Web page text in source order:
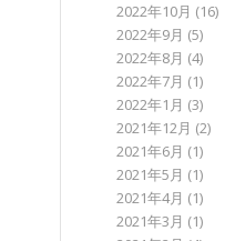
2022年10月 (16)
2022年9月 (5)
2022年8月 (4)
2022年7月 (1)
2022年1月 (3)
2021年12月 (2)
2021年6月 (1)
2021年5月 (1)
2021年4月 (1)
2021年3月 (1)